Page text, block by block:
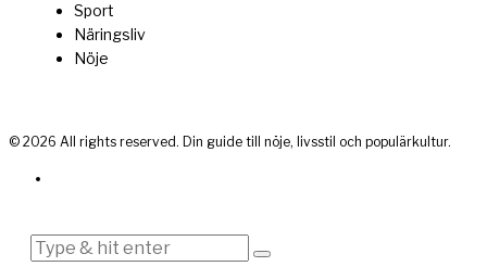
Sport
Näringsliv
Nöje
© 2026 All rights reserved. Din guide till nöje, livsstil och populärkultur.